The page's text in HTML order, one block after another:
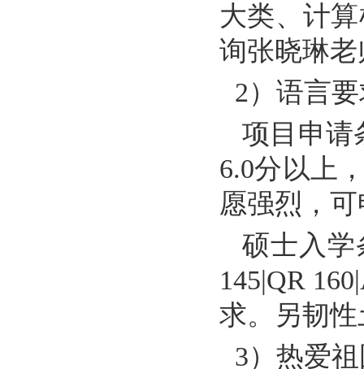
大类、计
询张晓琳
2）语言
项目申请
6.0分以上
愿强烈，
硕士入学
145|QR
求。另韧
3） 热爱